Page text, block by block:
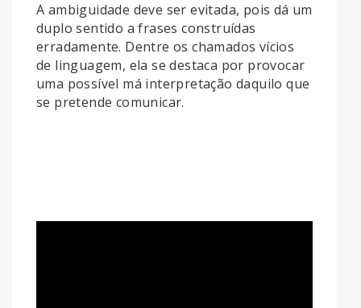
A ambiguidade deve ser evitada, pois dá um
duplo sentido a frases construídas
erradamente. Dentre os chamados vícios
de linguagem, ela se destaca por provocar
uma possível má interpretação daquilo que
se pretende comunicar.